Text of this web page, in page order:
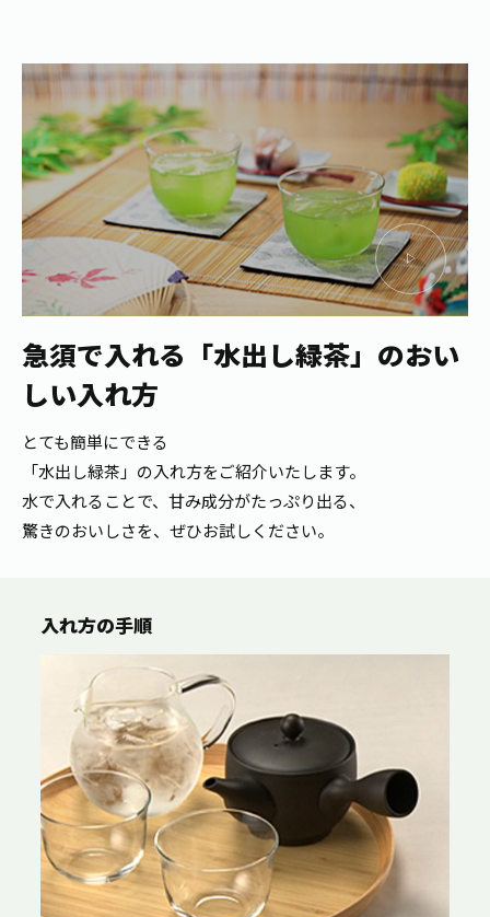
急須で入れる 「水出し緑茶」のおい
しい入れ方
とても簡単にできる
「水出し緑茶」の入れ方をご紹介いたします。
水で入れることで、甘み成分がたっぷり出る、
驚きのおいしさを、ぜひお試しください。
入れ方の手順